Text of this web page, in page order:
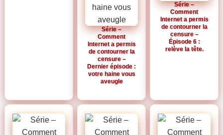
Série –
Comment
Internet a permis
de contourner la
censure –
Dernier épisode :
votre haine vous
aveugle
Série –
Comment
Internet a permis
de contourner la
censure –
Épisode 6 :
relève la tête.